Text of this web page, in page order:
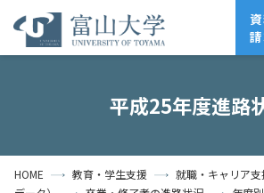
資料請求
寄附
平成25年度進路
HOME 教育・学生支援 就職・キャリア支